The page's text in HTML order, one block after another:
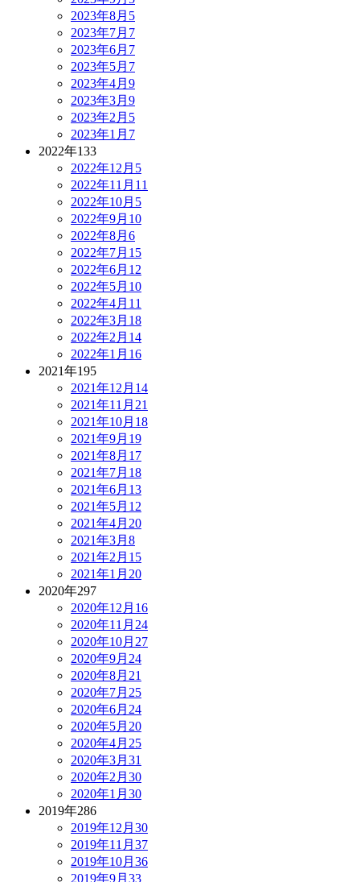
2023年8月 5
2023年7月 7
2023年6月 7
2023年5月 7
2023年4月 9
2023年3月 9
2023年2月 5
2023年1月 7
2022年133
2022年12月 5
2022年11月 11
2022年10月 5
2022年9月 10
2022年8月 6
2022年7月 15
2022年6月 12
2022年5月 10
2022年4月 11
2022年3月 18
2022年2月 14
2022年1月 16
2021年195
2021年12月 14
2021年11月 21
2021年10月 18
2021年9月 19
2021年8月 17
2021年7月 18
2021年6月 13
2021年5月 12
2021年4月 20
2021年3月 8
2021年2月 15
2021年1月 20
2020年297
2020年12月 16
2020年11月 24
2020年10月 27
2020年9月 24
2020年8月 21
2020年7月 25
2020年6月 24
2020年5月 20
2020年4月 25
2020年3月 31
2020年2月 30
2020年1月 30
2019年286
2019年12月 30
2019年11月 37
2019年10月 36
2019年9月 33